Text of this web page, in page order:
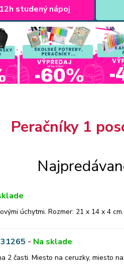
studený nápoj
Peračníky 1
úchytmi. Rozmer: 21 x 14 x 4
- Na sklade
2 časti. Miesto na ceruzky, miesto